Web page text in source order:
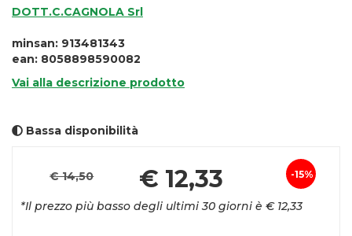
DOTT.C.CAGNOLA Srl
minsan: 913481343
ean: 8058898590082
Vai alla descrizione prodotto
Bassa disponibilità
Sconto
15%
€ 14,50 € 12,33
*Il prezzo più basso degli ultimi 30 giorni è € 12,33